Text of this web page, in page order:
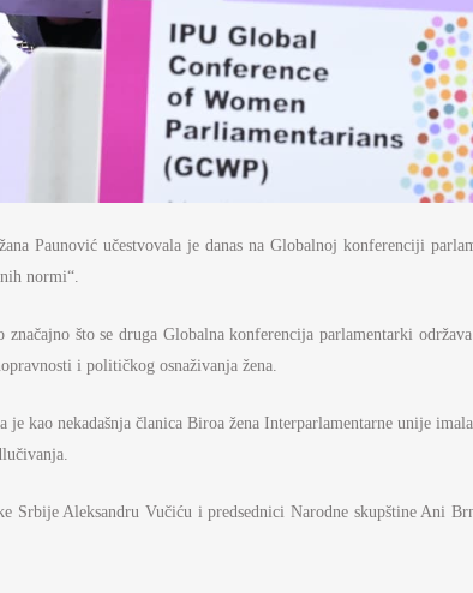
Paunović učestvovala je danas na Globalnoj konferenciji
normi“.
što se druga Globalna konferencija parlamentarki
i političkog osnaživanja žena.
je kao nekadašnja članica Biroa žena Interparlamentarne unije
Srbije Aleksandru Vučiću i predsednici Narodne skupštine Ani